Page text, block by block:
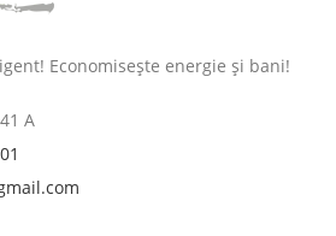
Economisește energie și bani!
A